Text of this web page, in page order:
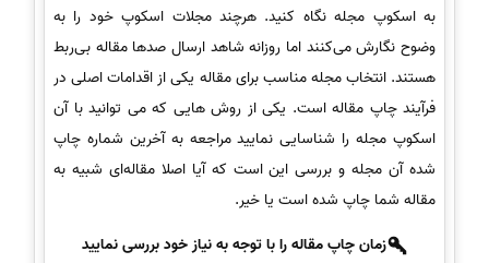
به اسکوپ مجله نگاه کنید. هرچند مجلات اسکوپ خود را به
وضوح نگارش می‌کنند اما روزانه شاهد ارسال صدها مقاله بی‌ربط
هستند. انتخاب مجله مناسب برای مقاله یکی از اقدامات اصلی در
فرآیند چاپ مقاله است. یکی از روش هایی که می توانید با آن
اسکوپ مجله را شناسایی نمایید مراجعه به آخرین شماره چاپ
شده آن مجله و بررسی این است که آیا اصلا مقاله‌ای شبیه به
مقاله شما چاپ شده است یا خیر.
زمان چاپ مقاله را با توجه به نیاز خود بررسی نمایید